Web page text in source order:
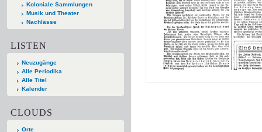
Koloniale Sammlungen
Musik und Theater
Nachlässe
LISTEN
Neuzugänge
Alle Periodika
Alle Titel
Kalender
CLOUDS
Orte